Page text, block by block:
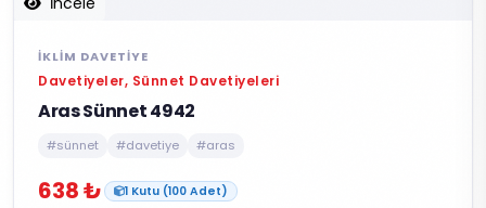
İKLIM DAVETIYE
Davetiyeler, Sünnet Davetiyeleri
Aras Sünnet 4942
#sünnet #davetiye #aras
638 ₺ 1 Kutu (100 Adet)